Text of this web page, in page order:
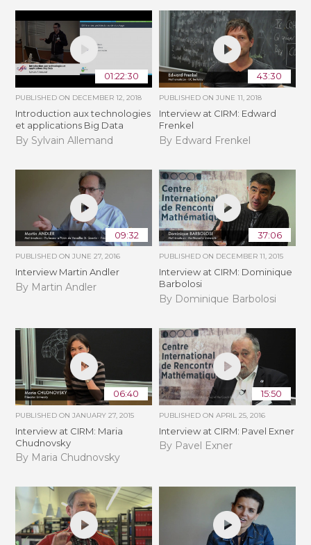
01:22:30
PUBLISHED ON DECEMBER 12, 2018
Introduction aux technologies
et applications Big Data
By Sylvain Allemand
43:30
PUBLISHED ON JUNE 11, 2018
Interview at CIRM: Edward
Frenkel
By Edward Frenkel
09:32
PUBLISHED ONJUNE 27, 2016
Interview Martin Andler
By Martin Andler
37:06
PUBLISHED ON DECEMBER 11, 2015
Interview at CIRM: Dominique
Barbolosi
By Dominique Barbolosi
06:40
PUBLISHED ONJANUARY 27, 2015
Interview at CIRM: Maria
Chudnovsky
By Maria Chudnovsky
15:50
PUBLISHED ON APRIL 25, 2016
Interview at CIRM: Pavel Exner
By Pavel Exner